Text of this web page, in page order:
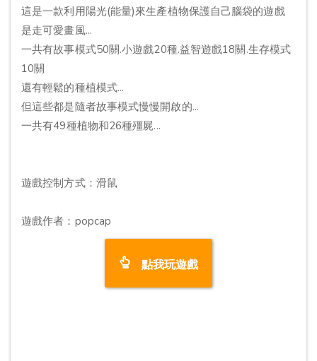
這是一款利用陽光(能量)來生產植物保護自己腦袋的遊戲
是走可愛畫風...
一共有故事模式50關.小遊戲20種.益智遊戲18關.生存模式
10關
還有輕鬆的種植模式...
但這些都是隨者故事模式慢慢開啟的...
一共有49種植物和26種殭屍...
遊戲控制方式：滑鼠
遊戲作者：popcap
點我玩遊戲